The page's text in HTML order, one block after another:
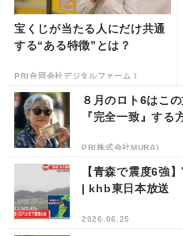
宝くじが当たる人にだけ共通
する“ある特徴”とは？
PR(合同会社デジタルファーム )
８月のロト6はこ
『完全一致』する
PR(株式会社MURA)
【青森で震度6強
| khb東日本放送
2026.06.25